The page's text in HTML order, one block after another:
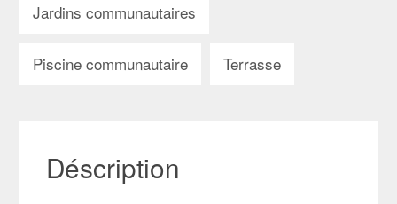
Jardins communautaires
Piscine communautaire Terrasse
Déscription